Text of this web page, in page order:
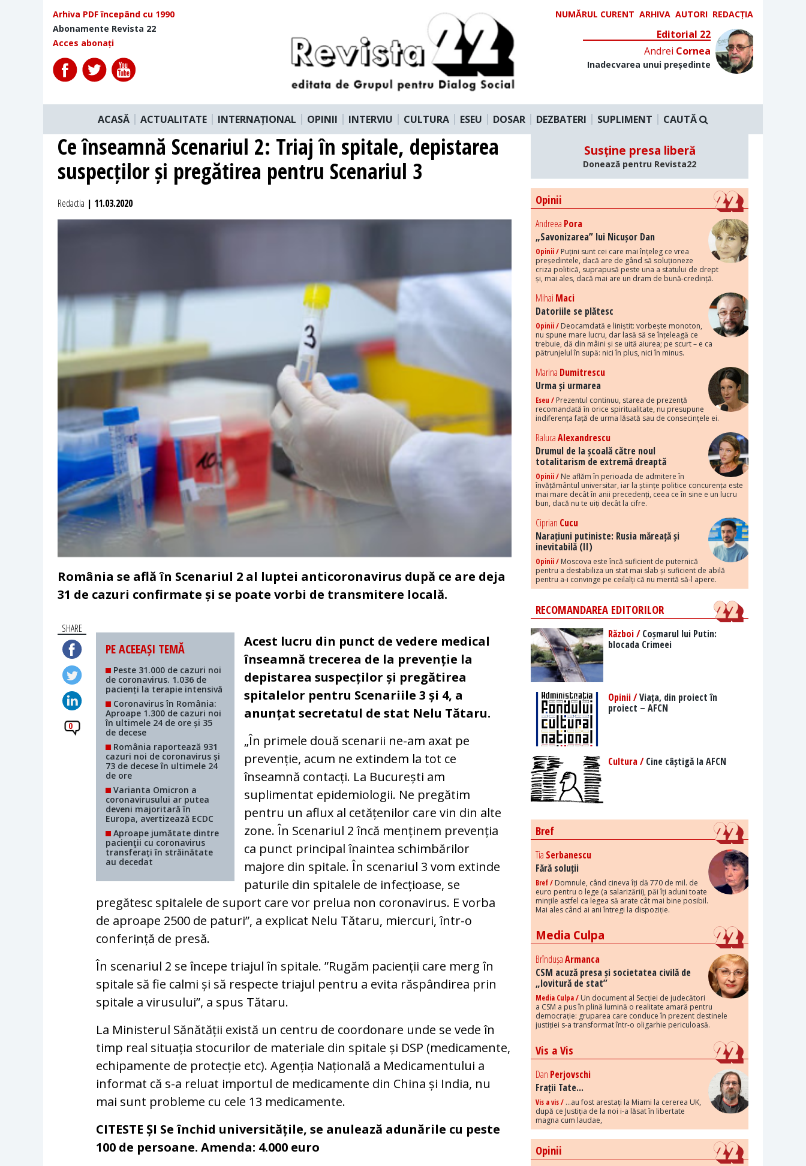
Arhiva PDF începând cu 1990
Abonamente Revista 22
Acces abonați
NUMĂRUL CURENT ARHIVA AUTORI REDACȚIA
Editorial 22
Andrei Cornea
Inadecvarea unui președinte
ACASĂ ACTUALITATE INTERNAȚIONAL OPINII INTERVIU CULTURA ESEU DOSAR DEZBATERI SUPLIMENT CAUTĂ
Ce înseamnă Scenariul 2: Triaj în spitale, depistarea
suspecților și pregătirea pentru Scenariul 3
Redactia | 11.03.2020
România se află în Scenariul 2 al luptei anticoronavirus după ce are deja
31 de cazuri confirmate și se poate vorbi de transmitere locală.
SHARE
0
PE ACEEAȘI TEMĂ
Peste 31.000 de cazuri noi
de coronavirus. 1.036 de
pacienți la terapie intensivă
Coronavirus în România:
Aproape 1.300 de cazuri noi
în ultimele 24 de ore și 35
de decese
România raportează 931
cazuri noi de coronavirus și
73 de decese în ultimele 24
de ore
Varianta Omicron a
coronavirusului ar putea
deveni majoritară în
Europa, avertizează ECDC
Aproape jumătate dintre
pacienţii cu coronavirus
transferați în străinătate
au decedat
Acest lucru din punct de vedere medical
înseamnă trecerea de la prevenție la
depistarea suspecților și pregătirea
spitalelor pentru Scenariile 3 și 4, a
anunțat secretatul de stat Nelu Tătaru.
„În primele două scenarii ne-am axat pe
prevenție, acum ne extindem la tot ce
înseamnă contacți. La București am
suplimentat epidemiologii. Ne pregătim
pentru un aflux al cetățenilor care vin din alte
zone. În Scenariul 2 încă menținem prevenția
ca punct principal înaintea schimbărilor
majore din spitale. În scenariul 3 vom extinde
paturile din spitalele de infecțioase, se
pregătesc spitalele de suport care vor prelua non coronavirus. E vorba
de aproape 2500 de paturi”, a explicat Nelu Tătaru, miercuri, într-o
conferință de presă.
În scenariul 2 se începe triajul în spitale. ”Rugăm pacienții care merg în
spitale să fie calmi și să respecte triajul pentru a evita răspândirea prin
spitale a virusului”, a spus Tătaru.
La Ministerul Sănătății există un centru de coordonare unde se vede în
timp real situația stocurilor de materiale din spitale și DSP (medicamente,
echipamente de protecție etc). Agenția Națională a Medicamentului a
informat că s-a reluat importul de medicamente din China și India, nu
mai sunt probleme cu cele 13 medicamente.
CITESTE ȘI Se închid universitățile, se anulează adunările cu peste
100 de persoane. Amenda: 4.000 euro
Susține presa liberă
Donează pentru Revista22
Opinii
Andreea Pora
„Savonizarea” lui Nicușor Dan
Opinii / Puțini sunt cei care mai înțeleg ce vrea
președintele, dacă are de gând să soluționeze
criza politică, suprapusă peste una a statului de drept
și, mai ales, dacă mai are un dram de bună-credință.
Mihai Maci
Datoriile se plătesc
Opinii / Deocamdată e liniștit: vorbește monoton,
nu spune mare lucru, dar lasă să se înțeleagă ce
trebuie, dă din mâini și se uită aiurea; pe scurt – e ca
pătrunjelul în supă: nici în plus, nici în minus.
Marina Dumitrescu
Urma și urmarea
Eseu / Prezentul continuu, starea de prezență
recomandată în orice spiritualitate, nu presupune
indiferența față de urma lăsată sau de consecințele ei.
RalucaAlexandrescu
Drumul de la școală către noul
totalitarism de extremă dreaptă
Opinii / Ne aflăm în perioada de admitere în
învățământul universitar, iar la științe politice concurența este
mai mare decât în anii precedenți, ceea ce în sine e un lucru
bun, dacă nu te uiți decât la cifre.
Ciprian Cucu
Narațiuni putiniste: Rusia măreață și
inevitabilă (II)
Opinii / Moscova este încă suficient de puternică
pentru a destabiliza un stat mai slab și suficient de abilă
pentru a-i convinge pe ceilalți că nu merită să-l apere.
RECOMANDAREA EDITORILOR
Război /Coșmarul lui Putin:
blocada Crimeei
Opinii /Viața, din proiect în
proiect – AFCN
Cultura /Cine câștigă la AFCN
Bref
Tia Serbanescu
Fără soluții
Bref / Domnule, când cineva îți dă 770 de mil. de
euro pentru o lege (a salarizării), păi îți aduni toate
mințile astfel ca legea să arate cât mai bine posibil.
Mai ales când ai ani întregi la dispoziție.
Media Culpa
BrîndușaArmanca
CSM acuză presa și societatea civilă de
„lovitură de stat”
Media Culpa / Un document al Secției de judecători
a CSM a pus în plină lumină o realitate amară pentru
democrație: gruparea care conduce în prezent destinele
justiției s-a transformat într-o oligarhie periculoasă.
Vis a Vis
Dan Perjovschi
Frații Tate...
Vis a vis / ...au fost arestați la Miami la cererea UK,
după ce Justiția de la noi i-a lăsat în libertate
magna cum laudae,
Opinii